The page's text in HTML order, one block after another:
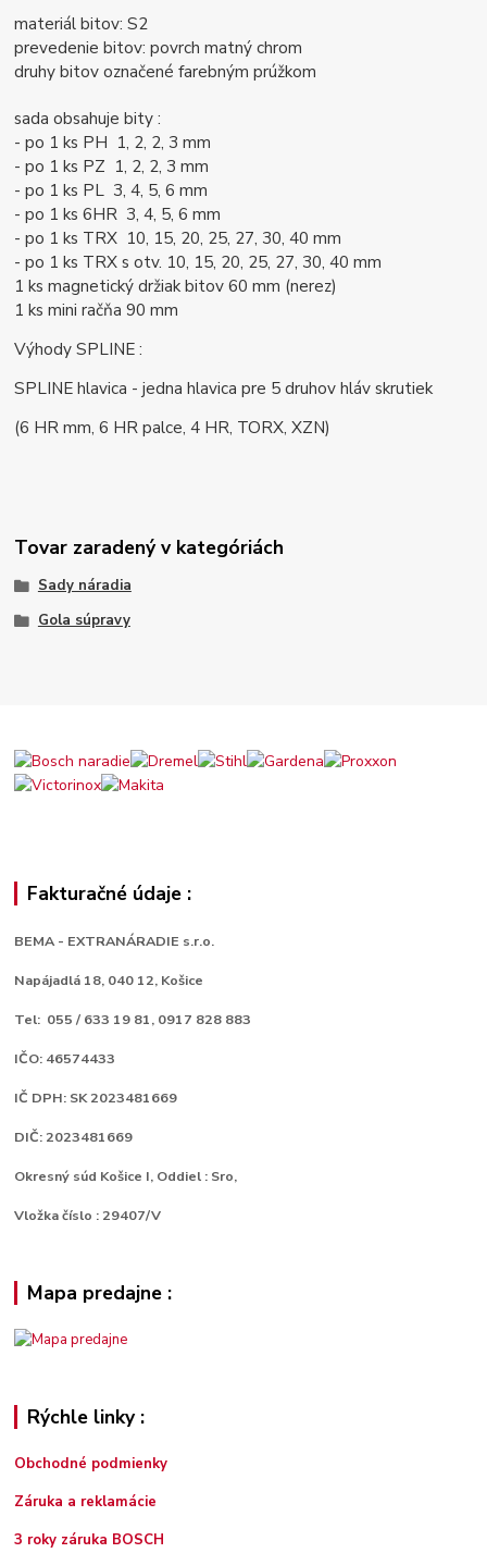
materiál bitov: S2
prevedenie bitov: povrch matný chrom
druhy bitov označené farebným prúžkom
sada obsahuje bity :
- po 1 ks PH 1, 2, 2, 3 mm
- po 1 ks PZ 1, 2, 2, 3 mm
- po 1 ks PL 3, 4, 5, 6 mm
- po 1 ks 6HR 3, 4, 5, 6 mm
- po 1 ks TRX 10, 15, 20, 25, 27, 30, 40 mm
- po 1 ks TRX s otv. 10, 15, 20, 25, 27, 30, 40 mm
1 ks magnetický držiak bitov 60 mm (nerez)
1 ks mini račňa 90 mm
Výhody SPLINE :
SPLINE hlavica - jedna hlavica pre 5 druhov hláv skrutiek
(6 HR mm, 6 HR palce, 4 HR, TORX, XZN)
Tovar zaradený v kategóriách
Sady náradia
Gola súpravy
Fakturačné údaje :
BEMA - EXTRANÁRADIE s.r.o.
Napájadlá 18, 040 12, Košice
Tel: 055 / 633 19 81, 0917 828 883
IČO: 46574433
IČ DPH: SK 2023481669
DIČ: 2023481669
Okresný súd Košice I, Oddiel : Sro,
Vložka číslo : 29407/V
Mapa predajne :
Rýchle linky :
Obchodné podmienky
Záruka a reklamácie
3 roky záruka BOSCH